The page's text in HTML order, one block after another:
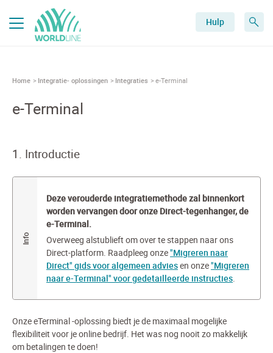
Hulp
Home Integratie- oplossingen Integraties e-Terminal
e-Terminal
1. Introductie
Deze verouderde integratiemethode zal binnenkort
worden vervangen door onze Direct-tegenhanger, de
e-Terminal.
Overweeg alstublieft om over te stappen naar ons
Direct-platform. Raadpleeg onze"Migreren naar
Direct" gids voor algemeen adviesen onze"Migreren
naar e-Terminal" voor gedetailleerde instructies.
Onze eTerminal -oplossing biedt je de maximaal mogelijke
flexibiliteit voor je online bedrijf. Het was nog nooit zo makkelijk
om betalingen te doen!